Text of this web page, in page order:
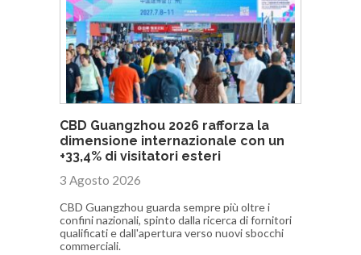
CBD Guangzhou 2026 rafforza la
dimensione internazionale con un
+33,4% di visitatori esteri
3 Agosto 2026
CBD Guangzhou guarda sempre più oltre i
confini nazionali, spinto dalla ricerca di fornitori
qualificati e dall'apertura verso nuovi sbocchi
commerciali.